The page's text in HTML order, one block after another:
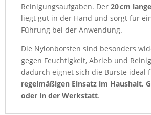
Reinigungsaufgaben. Der 20 cm
liegt gut in der Hand und sorgt für
Führung bei der Anwendung.
Die Nylonborsten sind besonders
gegen Feuchtigkeit, Abrieb und
dadurch eignet sich die Bürste ideal
regelmäßigen Einsatz im Haushalt,
oder in der Werkstatt.